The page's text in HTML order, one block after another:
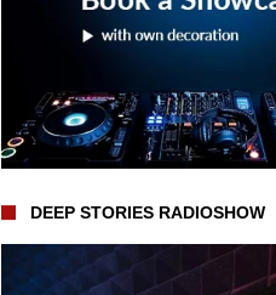
DEEP STORIES RADIOSHOW